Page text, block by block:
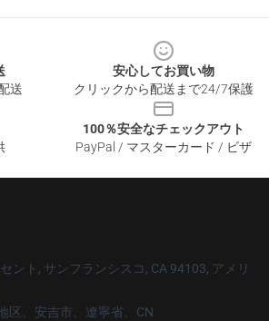
送
安心してお買い物
クリックから配送まで24/7保護
100％安全なチェックアウト
PayPal / マスターカード / ビザ
ント, サンフランシスコ, CA 94103, アメリ
区、安吉市、遼寧省、CN